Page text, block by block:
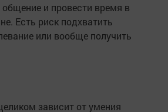
общение и провести время в
Есть риск подхватить
или вообще получить
зависит от умения